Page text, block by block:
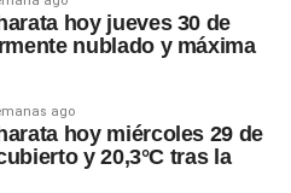
hoy jueves 30 de
nublado y máxima
ago
hoy miércoles 29 de
y 20,3°C tras la